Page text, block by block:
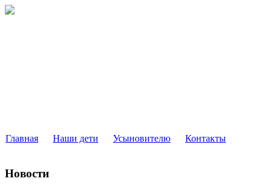
Главная Наши дети Усыновителю Контакты
Новости